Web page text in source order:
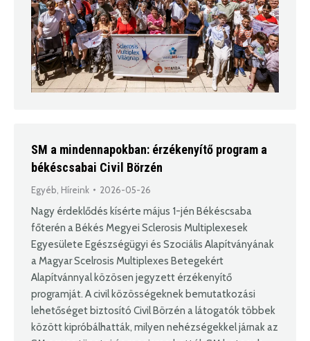
SM a mindennapokban: érzékenyítő program a
békéscsabai Civil Börzén
Egyéb Híreink 2026-05-26
Nagy érdeklődés kísérte május 1-jén Békéscsaba
főterén a Békés Megyei Sclerosis Multiplexesek
Egyesülete Egészségügyi és Szociális Alapítványának
a Magyar Scelrosis Multiplexes Betegekért
Alapítvánnyal közösen jegyzett érzékenyítő
programját. A civil közösségeknek bemutatkozási
lehetőséget biztosító Civil Börzén a látogatók többek
között kipróbálhatták, milyen nehézségekkel járnak az